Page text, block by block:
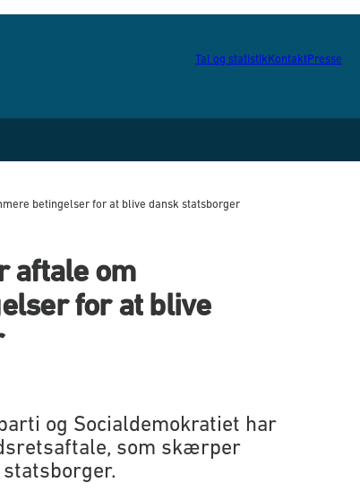
Tal og statistikKontaktPresse
betingelser for at blive dansk statsborger
aftale om
for at blive
og Socialdemokratiet har
som skærper